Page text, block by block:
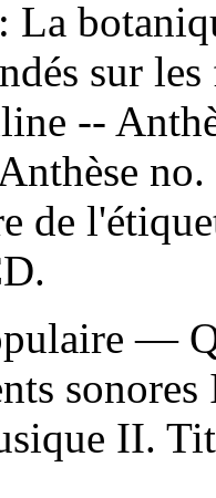
La
sur
--
de
—
II.